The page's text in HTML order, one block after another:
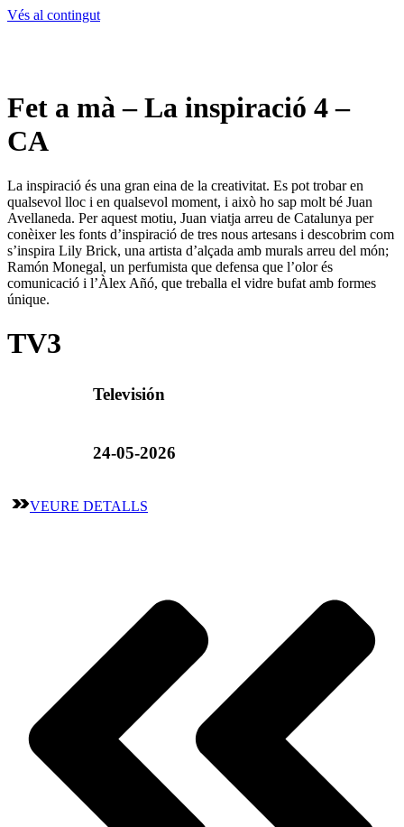
Vés al contingut
Fet a mà – La inspiració 4 –
CA
La inspiració és una gran eina de la creativitat. Es pot trobar en
qualsevol lloc i en qualsevol moment, i això ho sap molt bé Juan
Avellaneda. Per aquest motiu, Juan viatja arreu de Catalunya per
conèixer les fonts d’inspiració de tres nous artesans i descobrim com
s’inspira Lily Brick, una artista d’alçada amb murals arreu del món;
Ramón Monegal, un perfumista que defensa que l’olor és
comunicació i l’Àlex Añó, que treballa el vidre bufat amb formes
únique.
TV3
Televisión
24-05-2026
VEURE DETALLS